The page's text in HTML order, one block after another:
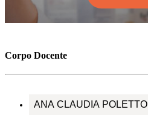
Corpo Docente
ANA CLAUDIA POLETTO